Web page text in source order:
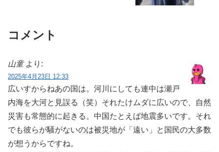
コメント
山童 より:
2025年4月23日 12:33
広いすからねあの国は。河川にしても連中は瀬戸
内海を大河と見誤る（笑）それたけムダに広いので、自然
災害も常態的に起きる。中国たとえば地震多いです。それ
でも彼らが騒がないのは被災地が「遠い」と国民の大多数
が想うからですね。